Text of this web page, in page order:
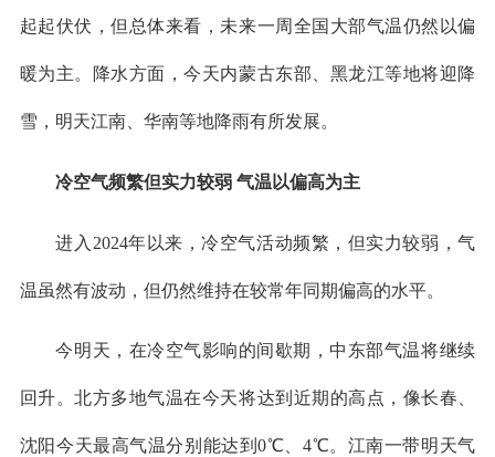
起起伏伏，但总体来看，未来一周全国大部气温仍然以偏
暖为主。降水方面，今天内蒙古东部、黑龙江等地将迎降
雪，明天江南、华南等地降雨有所发展。
冷空气频繁但实力较弱 气温以偏高为主
进入2024年以来，冷空气活动频繁，但实力较弱，气
温虽然有波动，但仍然维持在较常年同期偏高的水平。
今明天，在冷空气影响的间歇期，中东部气温将继续
回升。北方多地气温在今天将达到近期的高点，像长春、
沈阳今天最高气温分别能达到0℃、4℃。江南一带明天气